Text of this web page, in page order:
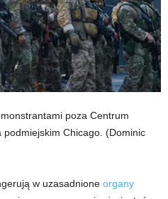
poza Centrum
Chicago. (Dominic
w uzasadnione organy